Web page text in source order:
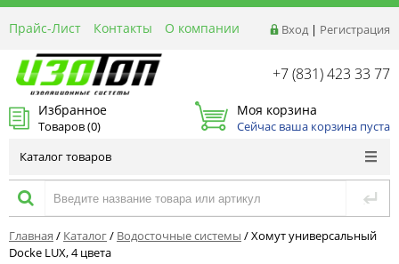
Вход | Регистрация
Прайс-Лист Контакты
О компании
Реквизиты
Доставка
Акции и Распродажи
Оптовым покупателям
+7 (831) 423 33 77
Избранное
Товаров (0)
Моя корзина
Сейчас ваша корзина пуста
Каталог товаров
Главная / Каталог/ Водосточные системы /Хомут универсальный
Docke LUX, 4 цвета